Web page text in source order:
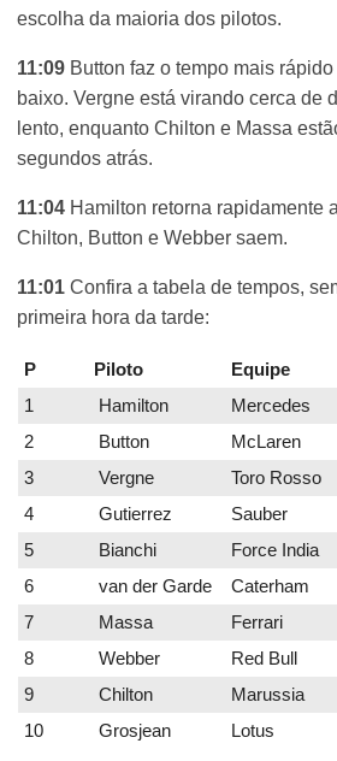
escolha da maioria dos pilotos.
11:09 Button faz o tempo mais
baixo. Vergne está virando cerca de
lento, enquanto Chilton e Massa
segundos atrás.
11:04 Hamilton retorna rapidamente
Chilton, Button e Webber saem.
11:01 Confira a tabela de tempos,
primeira hora da tarde:
P Piloto Equipe
1
Hamilton Mercedes
2
Button McLaren
3
Vergne Toro Rosso
4
Gutierrez Sauber
5
Bianchi Force India
6
van der Garde Caterham
7
Massa Ferrari
8
Webber Red Bull
9
Chilton Marussia
10
Grosjean Lotus